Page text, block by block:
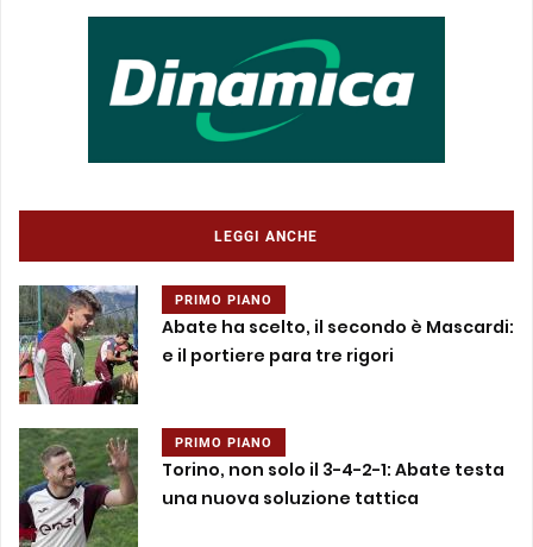
LEGGI ANCHE
PRIMO PIANO
Abate ha scelto, il secondo è Mascardi:
e il portiere para tre rigori
PRIMO PIANO
Torino, non solo il 3-4-2-1: Abate testa
una nuova soluzione tattica